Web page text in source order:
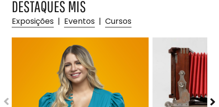
DESTAQUES MIS
Exposições | Eventos | Cursos